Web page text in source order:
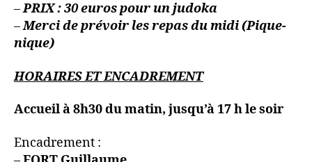
–PRIX : 30 euros pour un judoka
–Merci de prévoir les repas du midi (Pique-
nique)
HORAIRES ET ENCADREMENT
Accueil à 8h30 du matin, jusqu’à 17 h le soir
Encadrement :